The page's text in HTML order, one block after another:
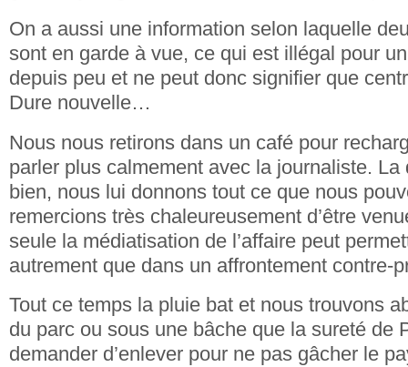
On a aussi une information selon laquelle
sont en garde à vue, ce qui est illégal pour
depuis peu et ne peut donc signifier que
Dure nouvelle…
Nous nous retirons dans un café pour
parler plus calmement avec la journaliste.
bien, nous lui donnons tout ce que nous
remercions très chaleureusement d’être
seule la médiatisation de l’affaire peut
autrement que dans un affrontement contre-
Tout ce temps la pluie bat et nous trouvons
du parc ou sous une bâche que la sureté de
demander d’enlever pour ne pas gâcher le